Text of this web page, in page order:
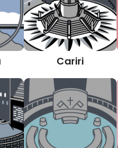
Cariri